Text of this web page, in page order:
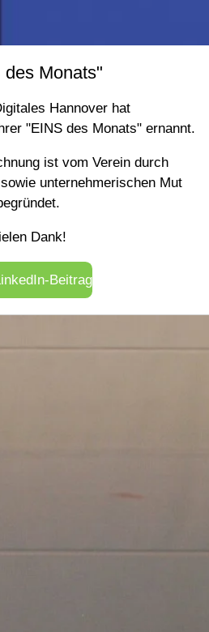
des Monats"
Hannover hat
"EINS des Monats" ernannt.
ist vom Verein durch
unternehmerischen Mut
Dank!
Beitrag